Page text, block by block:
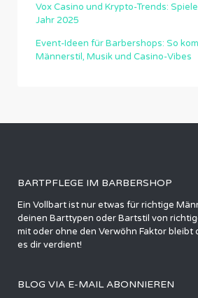
Vox Casino und Krypto-Trends:
Jahr 2025
Event-Ideen für Barbershops: So
Männerstil, Musik und Casino-Vibes
BARTPFLEGE IM BARBERSHOP
Ein Vollbart ist nur etwas für richtige
deinen Barttypen oder Bartstil von
mit oder ohne den Verwöhn Faktor bleibt
es dir verdient!
BLOG VIA E-MAIL ABONNIEREN